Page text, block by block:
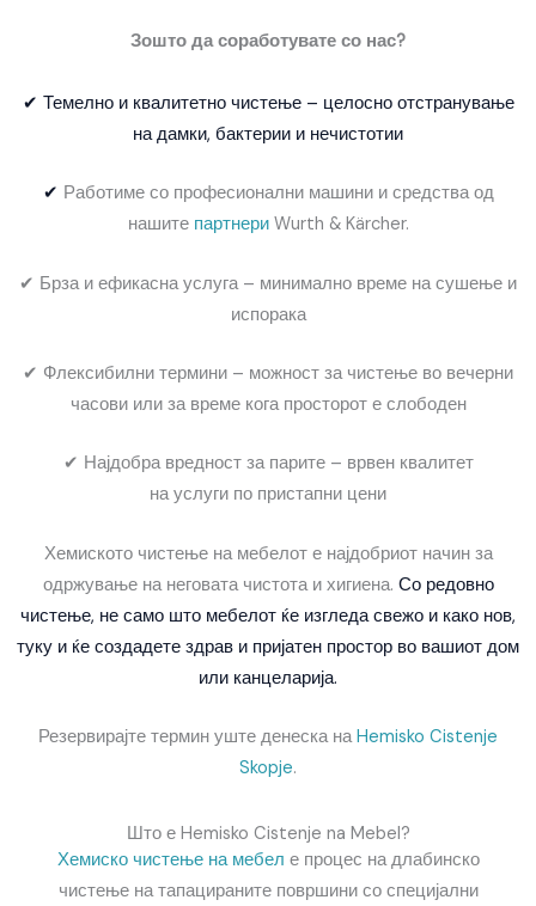
Зошто да соработувате со нас?
✔ Темелно и квалитетно чистење – целосно отстранување
на дамки, бактерии и нечистотии
✔ Работиме со професионални машини и средства од
нашите партнери Wurth & Kärcher.
✔ Брза и ефикасна услуга – минимално време на сушење и
испорака
✔ Флексибилни термини – можност за чистење во вечерни
часови или за време кога просторот е слободен
✔ Најдобра вредност за парите – врвен квалитет
на услуги по пристапни цени
Хемиското чистење на мебелот е најдобриот начин за
одржување на неговата чистота и хигиена. Со редовно
чистење, не само што мебелот ќе изгледа свежо и како нов,
туку и ќе создадете здрав и пријатен простор во вашиот дом
или канцеларија.
Резервирајте термин уште денеска наHemisko Cistenje
Skopje.
Што е Hemisko Cistenje na Mebel?
Хемиско чистење на мебел е процес на длабинско
чистење на тапацираните површини со специјални